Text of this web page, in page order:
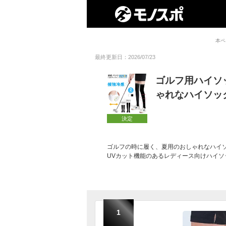
本
最終更新日：2026/07/23
決定
ゴルフ用ハイ
ゃれなハイソ
ゴルフの時に履く、夏用のおしゃれなハ
UVカット機能のあるレディース向けハイ
1